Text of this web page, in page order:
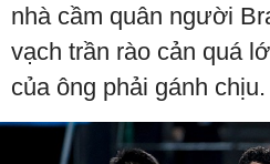
nhà cầm quân người
vạch trần rào cản quá
của ông phải gánh chịu.